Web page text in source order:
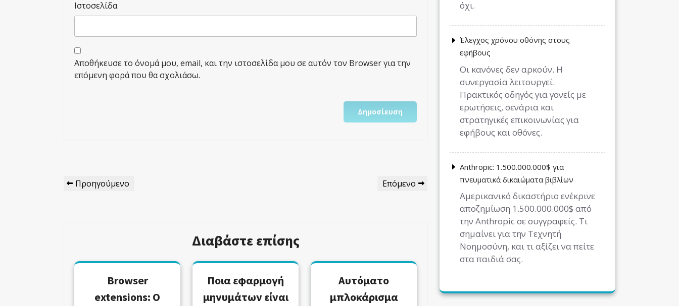
Ιστοσελίδα
Αποθήκευσε το όνομά μου, email, και την ιστοσελίδα μου σε αυτόν τον Browser για την
επόμενη φορά που θα σχολιάσω.
Πλοήγηση
Προηγούμενο
Προηγούμενο
Επόμενο
Επόμενο
Διαβάστε επίσης
Browser
extensions: Ο
Ποια εφαρμογή
μηνυμάτων είναι
Αυτόματο
μπλοκάρισμα
όχι.
Έλεγχος χρόνου οθόνης στους
εφήβους
Οι κανόνες δεν αρκούν. Η
συνεργασία λειτουργεί.
Πρακτικός οδηγός για γονείς με
ερωτήσεις, σενάρια και
στρατηγικές επικοινωνίας για
εφήβους και οθόνες.
Anthropic: 1.500.000.000$ για
πνευματικά δικαιώματα βιβλίων
Αμερικανικό δικαστήριο ενέκρινε
αποζημίωση 1.500.000.000$ από
την Anthropic σε συγγραφείς. Τι
σημαίνει για την Τεχνητή
Νοημοσύνη, και τι αξίζει να πείτε
στα παιδιά σας.